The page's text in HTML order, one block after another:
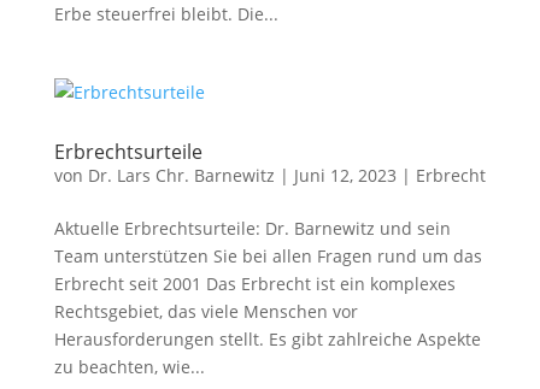
Erbe steuerfrei bleibt. Die...
Erbrechtsurteile
von Dr. Lars Chr. Barnewitz | Juni 12, 2023 | Erbrecht
Aktuelle Erbrechtsurteile: Dr. Barnewitz und sein
Team unterstützen Sie bei allen Fragen rund um das
Erbrecht seit 2001 Das Erbrecht ist ein komplexes
Rechtsgebiet, das viele Menschen vor
Herausforderungen stellt. Es gibt zahlreiche Aspekte
zu beachten, wie...